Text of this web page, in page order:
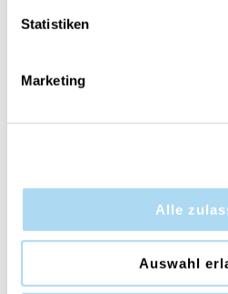
Statistiken
Marketing
Alle
Auswahl
Bergamotto di Calabria
CHF 17.90